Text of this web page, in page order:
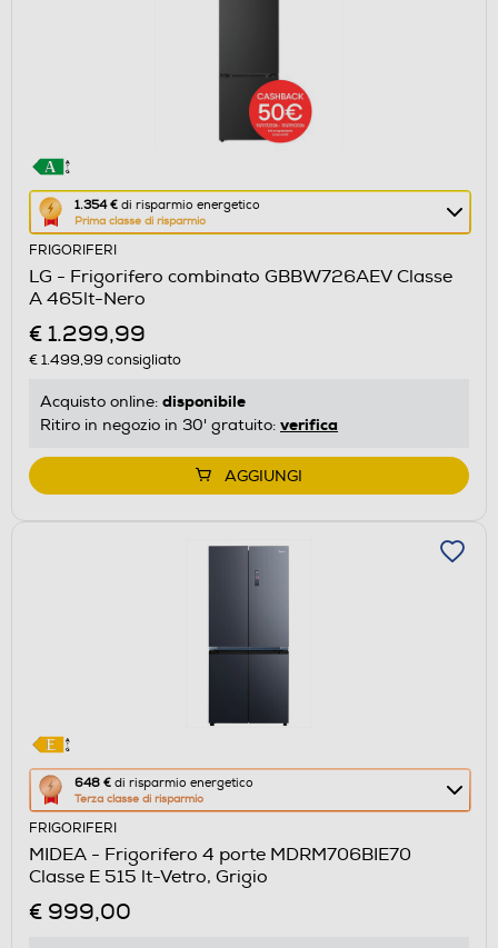
1.354 € di risparmio energetico
Prima classe di risparmio
Questa
azione
aprirà
il
Calcolatore
di
risparmio
energetico
di
FRIGORIFERI
LG - Frigorifero combinato GBBW726AEV Classe
A 465lt-Nero
€ 1.299,99
€ 1.499,99 consigliato
Acquisto online: disponibile
Ritiro in negozio in 30' gratuito: verifica
AGGIUNGI
648 € di risparmio energetico
Terza classe di risparmio
Questa
azione
aprirà
il
Calcolatore
di
FRIGORIFERI
MIDEA - Frigorifero 4 porte MDRM706BIE70
Classe E 515 lt-Vetro, Grigio
€ 999,00